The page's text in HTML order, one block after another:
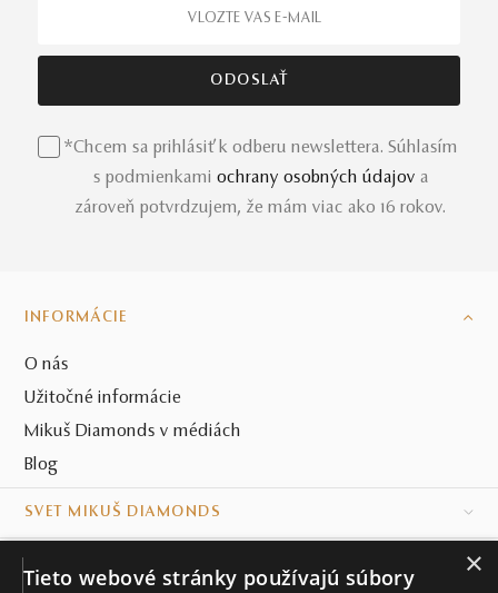
*Chcem sa prihlásiť k odberu newslettera. Súhlasím
s podmienkami ochrany osobných údajov a
zároveň potvrdzujem, že mám viac ako 16 rokov.
INFORMÁCIE
O nás
Užitočné informácie
Mikuš Diamonds v médiách
Blog
SVET MIKUŠ DIAMONDS
×
Tieto webové stránky používajú súbory